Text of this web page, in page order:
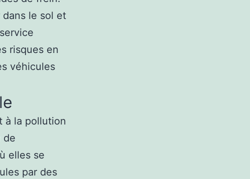
dans le sol et
risques en
véhicules
à la pollution
de
elles se
par des